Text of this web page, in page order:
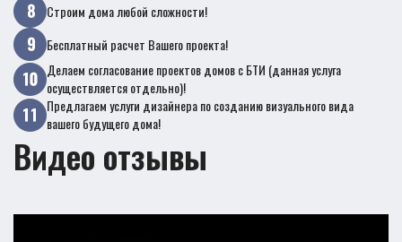
Строим дома любой сложности!
Бесплатный расчет Вашего проекта!
Делаем согласование проектов домов с БТИ (данная услуга
осуществляется отдельно)!
Предлагаем услуги дизайнера по созданию визуального вида
вашего будущего дома!
Видео отзывы